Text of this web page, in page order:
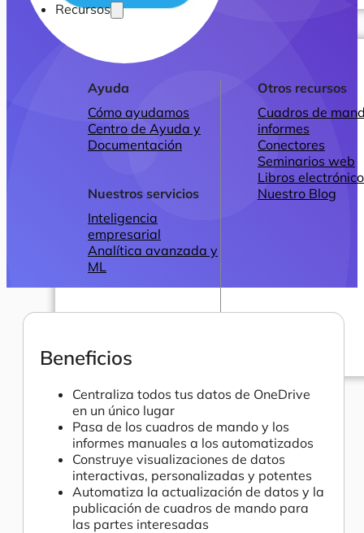
Recursos
Ayuda
Cómo ayudamos
Centro de Ayuda y
Documentación
Nuestros servicios
Inteligencia
empresarial
Analítica avanzada y
ML
Otros recursos
Cuadros de
informes
Conectores
Seminarios web
Libros
Nuestro Blog
Beneficios
Centraliza todos tus datos de OneDrive
en un único lugar
Pasa de los cuadros de mando y los
informes manuales a los automatizados
Construye visualizaciones de datos
interactivas, personalizadas y potentes
Automatiza la actualización de datos y la
publicación de cuadros de mando para
las partes interesadas